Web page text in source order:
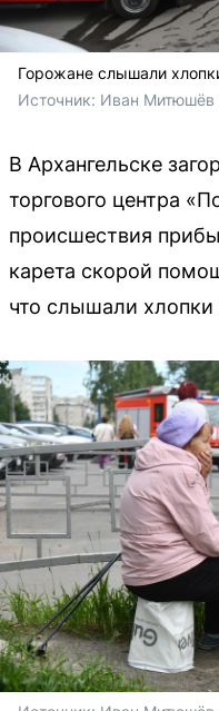
Горожане слышали
Источник: Иван Митюшёв
В Архангельске
торгового центра
происшествия
карета скорой
что слышали хлопки